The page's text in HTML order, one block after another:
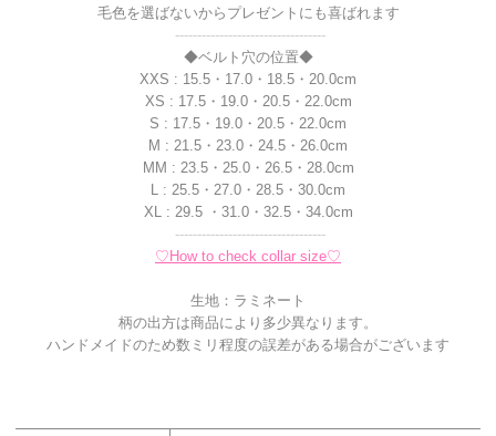
毛色を選ばないからプレゼントにも喜ばれます
----------------------------------
◆ベルト穴の位置◆
XXS : 15.5・17.0・18.5・20.0cm
XS : 17.5・19.0・20.5・22.0cm
S : 17.5・19.0・20.5・22.0cm
M : 21.5・23.0・24.5・26.0cm
MM : 23.5・25.0・26.5・28.0cm
L : 25.5・27.0・28.5・30.0cm
XL : 29.5 ・31.0・32.5・34.0cm
----------------------------------
♡How to check collar size♡
生地：ラミネート
柄の出方は商品により多少異なります。
ハンドメイドのため数ミリ程度の誤差がある場合がございます